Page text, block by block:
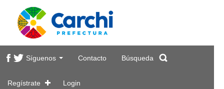
Síguenos Contacto Búsqueda
Regístrate Login